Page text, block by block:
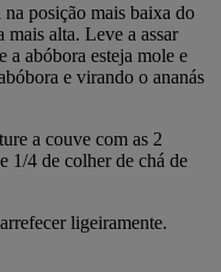
posição mais baixa do
mais alta. Leve a assar
a abóbora esteja mole e
e virando o ananás
a couve com as 2
1/4 de colher de chá de
ligeiramente.